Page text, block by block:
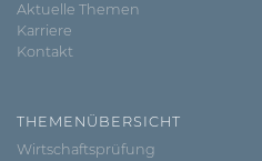
Aktuelle Themen
Karriere
Kontakt
THEMENÜBERSICHT
Wirtschaftsprüfung